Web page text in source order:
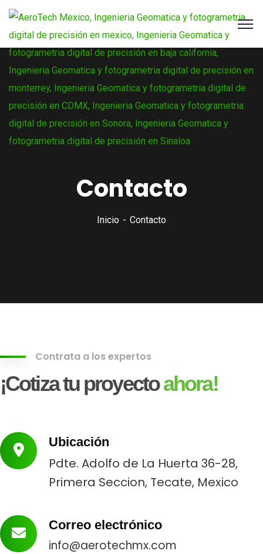
Contacto
Inicio Contacto
Contrata a los expertos
¡Cotiza tu proyectoahora!
Ubicación
Pdte. Adolfo de La Huerta 36-28,
Primera Seccion, Tecate, Mexico
Correo electrónico
info@aerotechmx.com